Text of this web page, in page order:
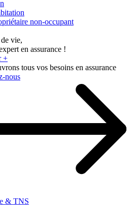
non-occupant
vie,
en assurance !
+
tous vos besoins en assurance
nous
& TNS